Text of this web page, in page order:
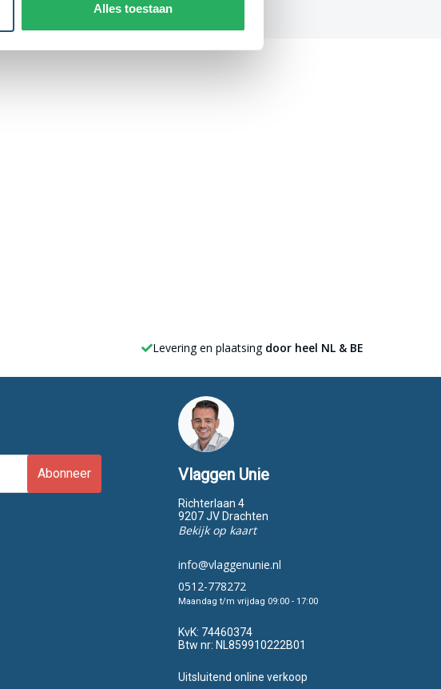
Alles toestaan
Levering en plaatsing door heel NL & BE
Abonneer Vlaggen Unie
Richterlaan 4
9207 JV Drachten
Bekijk op kaart
info@vlaggenunie.nl
0512-778272
Maandag t/m vrijdag 09:00 - 17:00
KvK: 74460374
Btw nr: NL859910222B01
Uitsluitend online verkoop